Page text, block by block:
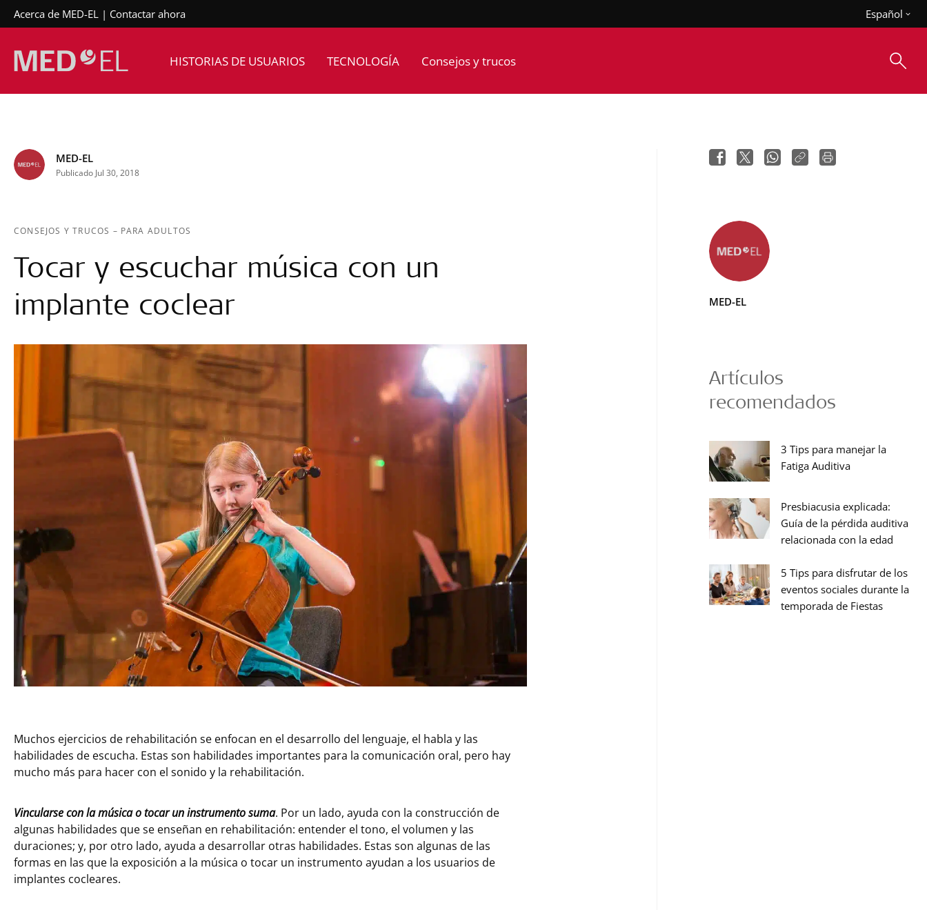
Acerca de MED-EL Contactar ahora Español
HISTORIAS DE USUARIOS TECNOLOGÍA Consejos y trucos
MED-EL
Publicado Jul 30, 2018
CONSEJOS Y TRUCOS – PARA ADULTOS
Tocar y escuchar música con un
implante coclear
Muchos ejercicios de rehabilitación se enfocan en el desarrollo del lenguaje, el habla y las
habilidades de escucha. Estas son habilidades importantes para la comunicación oral, pero hay
mucho más para hacer con el sonido y la rehabilitación.
Vincularse con la música o tocar un instrumento suma. Por un lado, ayuda con la construcción de
algunas habilidades que se enseñan en rehabilitación: entender el tono, el volumen y las
duraciones; y, por otro lado, ayuda a desarrollar otras habilidades. Estas son algunas de las
formas en las que la exposición a la música o tocar un instrumento ayudan a los usuarios de
implantes cocleares.
MED-EL
Artículos
recomendados
3 Tips para manejar la
Fatiga Auditiva
Presbiacusia explicada:
Guía de la pérdida auditiva
relacionada con la edad
5 Tips para disfrutar de los
eventos sociales durante la
temporada de Fiestas